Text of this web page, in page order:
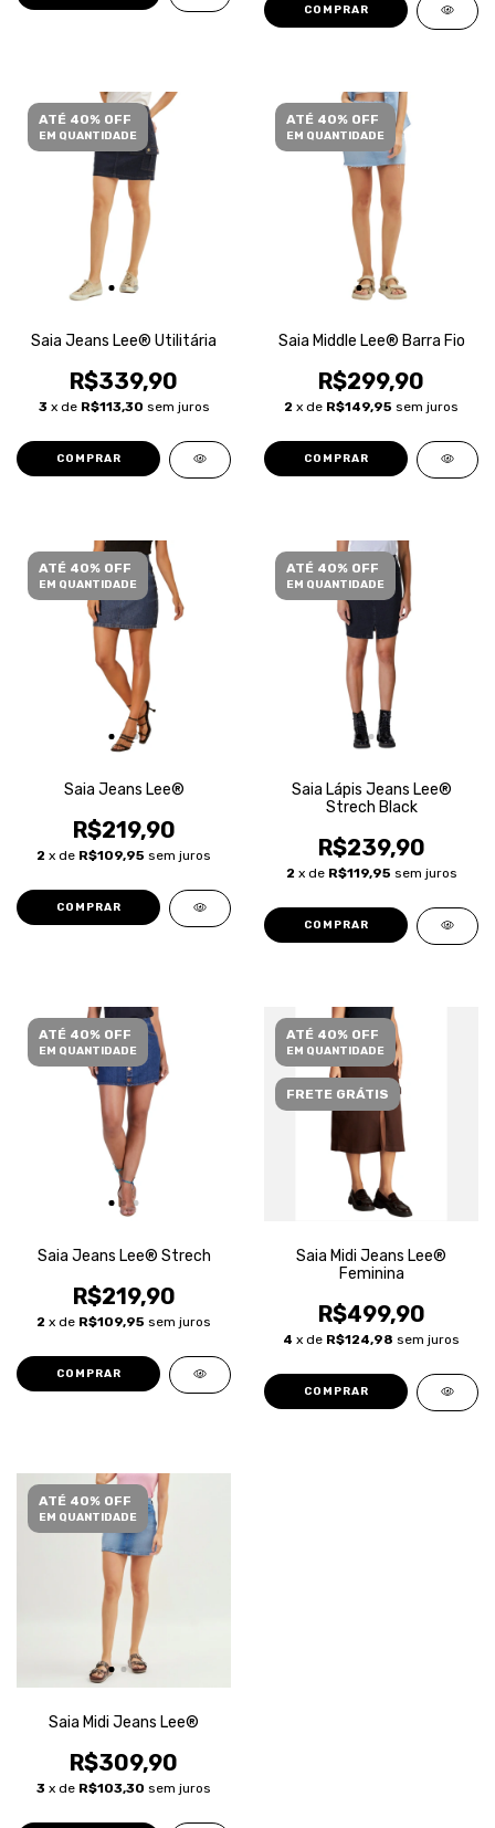
COMPRAR
ATÉ 40% OFF
EM QUANTIDADE
Saia Jeans Lee® Utilitária
R$339,90
3 x de R$113,30 sem juros
COMPRAR
ATÉ 40% OFF
EM QUANTIDADE
Saia Middle Lee® Barra Fio
R$299,90
2 x de R$149,95 sem juros
COMPRAR
ATÉ 40% OFF
EM QUANTIDADE
Saia Jeans Lee®
R$219,90
2 x de R$109,95 sem juros
COMPRAR
ATÉ 40% OFF
EM QUANTIDADE
Saia Lápis Jeans Lee®
Strech Black
R$239,90
2 x de R$119,95 sem juros
COMPRAR
ATÉ 40% OFF
EM QUANTIDADE
Saia Jeans Lee® Strech
R$219,90
2 x de R$109,95 sem juros
COMPRAR
ATÉ 40% OFF
EM QUANTIDADE
FRETE GRÁTIS
Saia Midi Jeans Lee®
Feminina
R$499,90
4 x de R$124,98 sem juros
COMPRAR
ATÉ 40% OFF
EM QUANTIDADE
Saia Midi Jeans Lee®
R$309,90
3 x de R$103,30 sem juros